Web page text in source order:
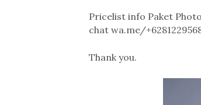
Pricelist info Paket
chat wa.me/
Thank you.